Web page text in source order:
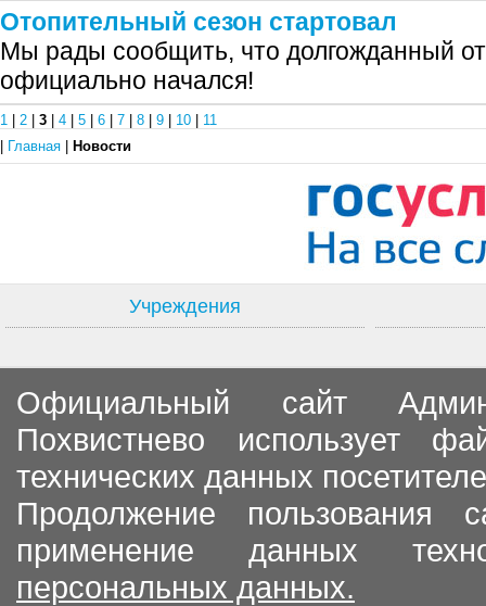
Отопительный сезон стартовал
Мы рады сообщить, что долгожданный
официально начался!
1 2 3 4 5 6 7 8 9 10
11
Главная Новости
Учреждения
Официальный сайт
Похвистнево использует
технических данных
Продолжение пользования
применение данных
персональных данных.